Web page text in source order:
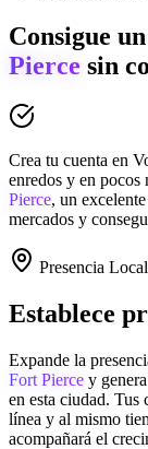
Consigue
Pierce sin
Crea tu cuenta en
enredos y en pocos
Pierce, un
mercados y
Presencia Local
Establece
Expande la
Fort Pierce y
en esta ciudad. Tus
línea y al mismo
acompañará el